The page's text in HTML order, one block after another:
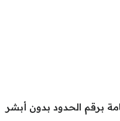
برقم الحدود بدون أبشر